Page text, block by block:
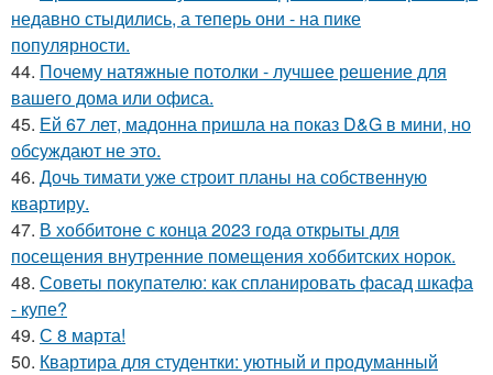
недавно стыдились, а теперь они - на пике
популярности.
44. Почему натяжные потолки - лучшее решение для
вашего дома или офиса.
45. Ей 67 лет, мадонна пришла на показ D&G в мини, но
обсуждают не это.
46. Дочь тимати уже строит планы на собственную
квартиру.
47. В хоббитоне с конца 2023 года открыты для
посещения внутренние помещения хоббитских норок.
48. Советы покупателю: как спланировать фасад шкафа
- купе?
49. С 8 марта!
50. Квартира для студентки: уютный и продуманный